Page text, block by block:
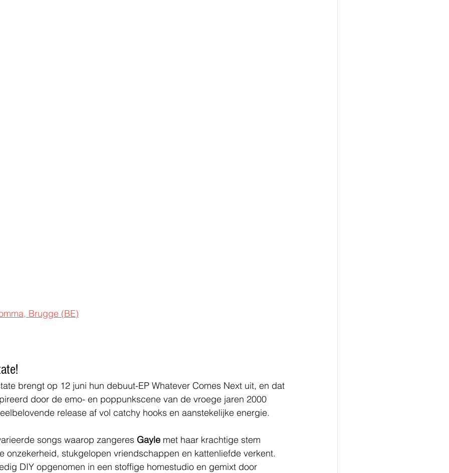
Brugge (BE)
brengt op 12 juni hun debuut-EP Whatever Comes Next uit, en dat
door de emo- en poppunkscene van de vroege jaren 2000
release af vol catchy hooks en aanstekelijke energie.
songs waarop zangeres Gayle met haar krachtige stem
onzekerheid, stukgelopen vriendschappen en kattenliefde verkent.
DIY opgenomen in een stoffige homestudio en gemixt door